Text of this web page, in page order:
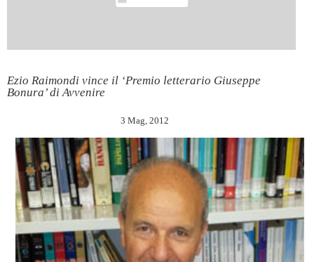
Ezio Raimondi vince il ‘Premio letterario Giuseppe
Bonura’ di Avvenire
3 Mag, 2012